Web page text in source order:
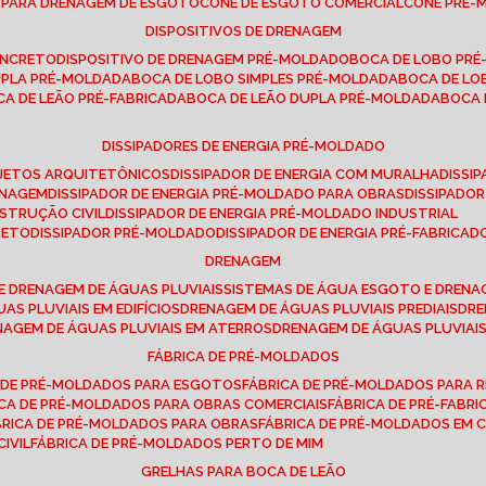
DISPOSITIVOS DE DRENAGEM
DISPOSITIVO DE DRENAGEM PRÉ-MOLDADO BOCA DE LOBO
PRÉ-MOLDADA BOCA DE LOBO SIMPLES PRÉ-MOLDADA BOCA DE
DE LEÃO PRÉ-FABRICADA BOCA DE LEÃO DUPLA PRÉ-MOLDADA
DISSIPADORES DE ENERGIA PRÉ-MOLDADO
ARQUITETÔNICOS DISSIPADOR DE ENERGIA COM MURALHA
DISSIPADOR DE ENERGIA PRÉ-MOLDADO PARA OBRAS
CIVIL DISSIPADOR DE ENERGIA PRÉ-MOLDADO INDUSTRIAL
DISSIPADOR PRÉ-MOLDADO DISSIPADOR DE ENERGIA PRÉ-
DRENAGEM
DRENAGEM DE ÁGUAS PLUVIAIS SISTEMAS DE ÁGUA ESGOTO E
PLUVIAIS EM EDIFÍCIOS DRENAGEM DE ÁGUAS PLUVIAIS PREDIAIS
DE ÁGUAS PLUVIAIS EM ATERROS DRENAGEM DE ÁGUAS
FÁBRICA DE PRÉ-MOLDADOS
DE PRÉ-MOLDADOS PARA ESGOTOS FÁBRICA DE PRÉ-MOLDADOS PARA
DE PRÉ-MOLDADOS PARA OBRAS COMERCIAIS FÁBRICA DE PRÉ-
DE PRÉ-MOLDADOS PARA OBRAS FÁBRICA DE PRÉ-MOLDADOS EM
FÁBRICA DE PRÉ-MOLDADOS PERTO DE MIM
GRELHAS PARA BOCA DE LEÃO